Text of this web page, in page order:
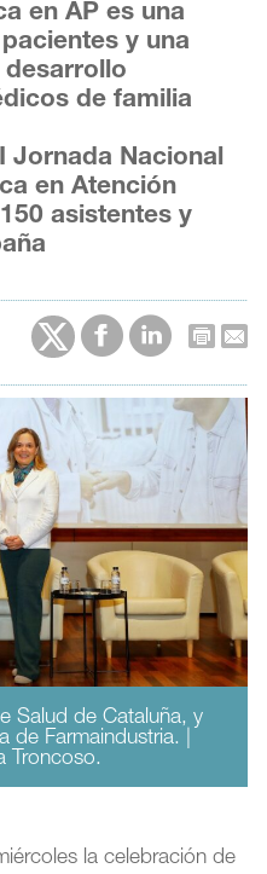
en AP es una
y una
desarrollo
de familia
Jornada Nacional
en Atención
asistentes y
Salud de Cataluña, y
de Farmaindustria. |
Troncoso.
la celebración de